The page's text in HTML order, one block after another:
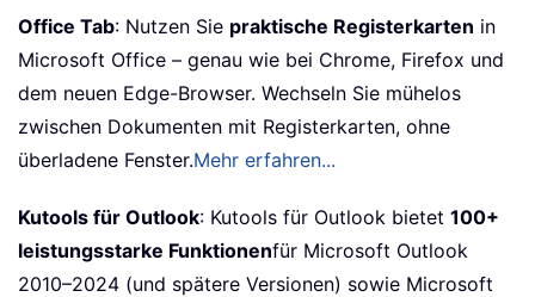
Office Tab: Nutzen Sie praktische Registerkarten in
Microsoft Office – genau wie bei Chrome, Firefox und
dem neuen Edge-Browser. Wechseln Sie mühelos
zwischen Dokumenten mit Registerkarten, ohne
überladene Fenster.Mehr erfahren...
Kutools für Outlook: Kutools für Outlook bietet 100+
leistungsstarke Funktionenfür Microsoft Outlook
2010–2024 (und spätere Versionen) sowie Microsoft